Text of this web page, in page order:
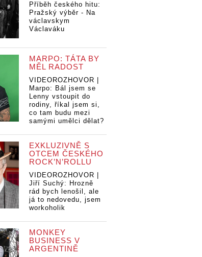
Příběh českého hitu:
Pražský výběr - Na
václavskym
Václaváku
MARPO: TÁTA BY
MĚL RADOST
VIDEOROZHOVOR |
Marpo: Bál jsem se
Lenny vstoupit do
rodiny, říkal jsem si,
co tam budu mezi
samými umělci dělat?
EXKLUZIVNĚ S
OTCEM ČESKÉHO
ROCK’N’ROLLU
VIDEOROZHOVOR |
Jiří Suchý: Hrozně
rád bych lenošil, ale
já to nedovedu, jsem
workoholik
MONKEY
BUSINESS V
ARGENTINĚ